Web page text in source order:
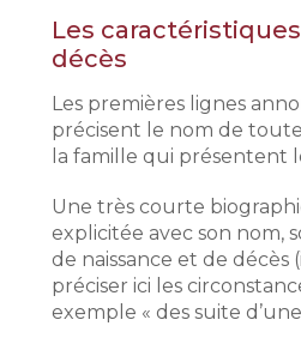
Les
décès
Les premières lignes
précisent le nom de
la famille qui présentent
Une très courte
explicitée avec son nom,
de naissance et de décès
préciser ici les
exemple « des suite